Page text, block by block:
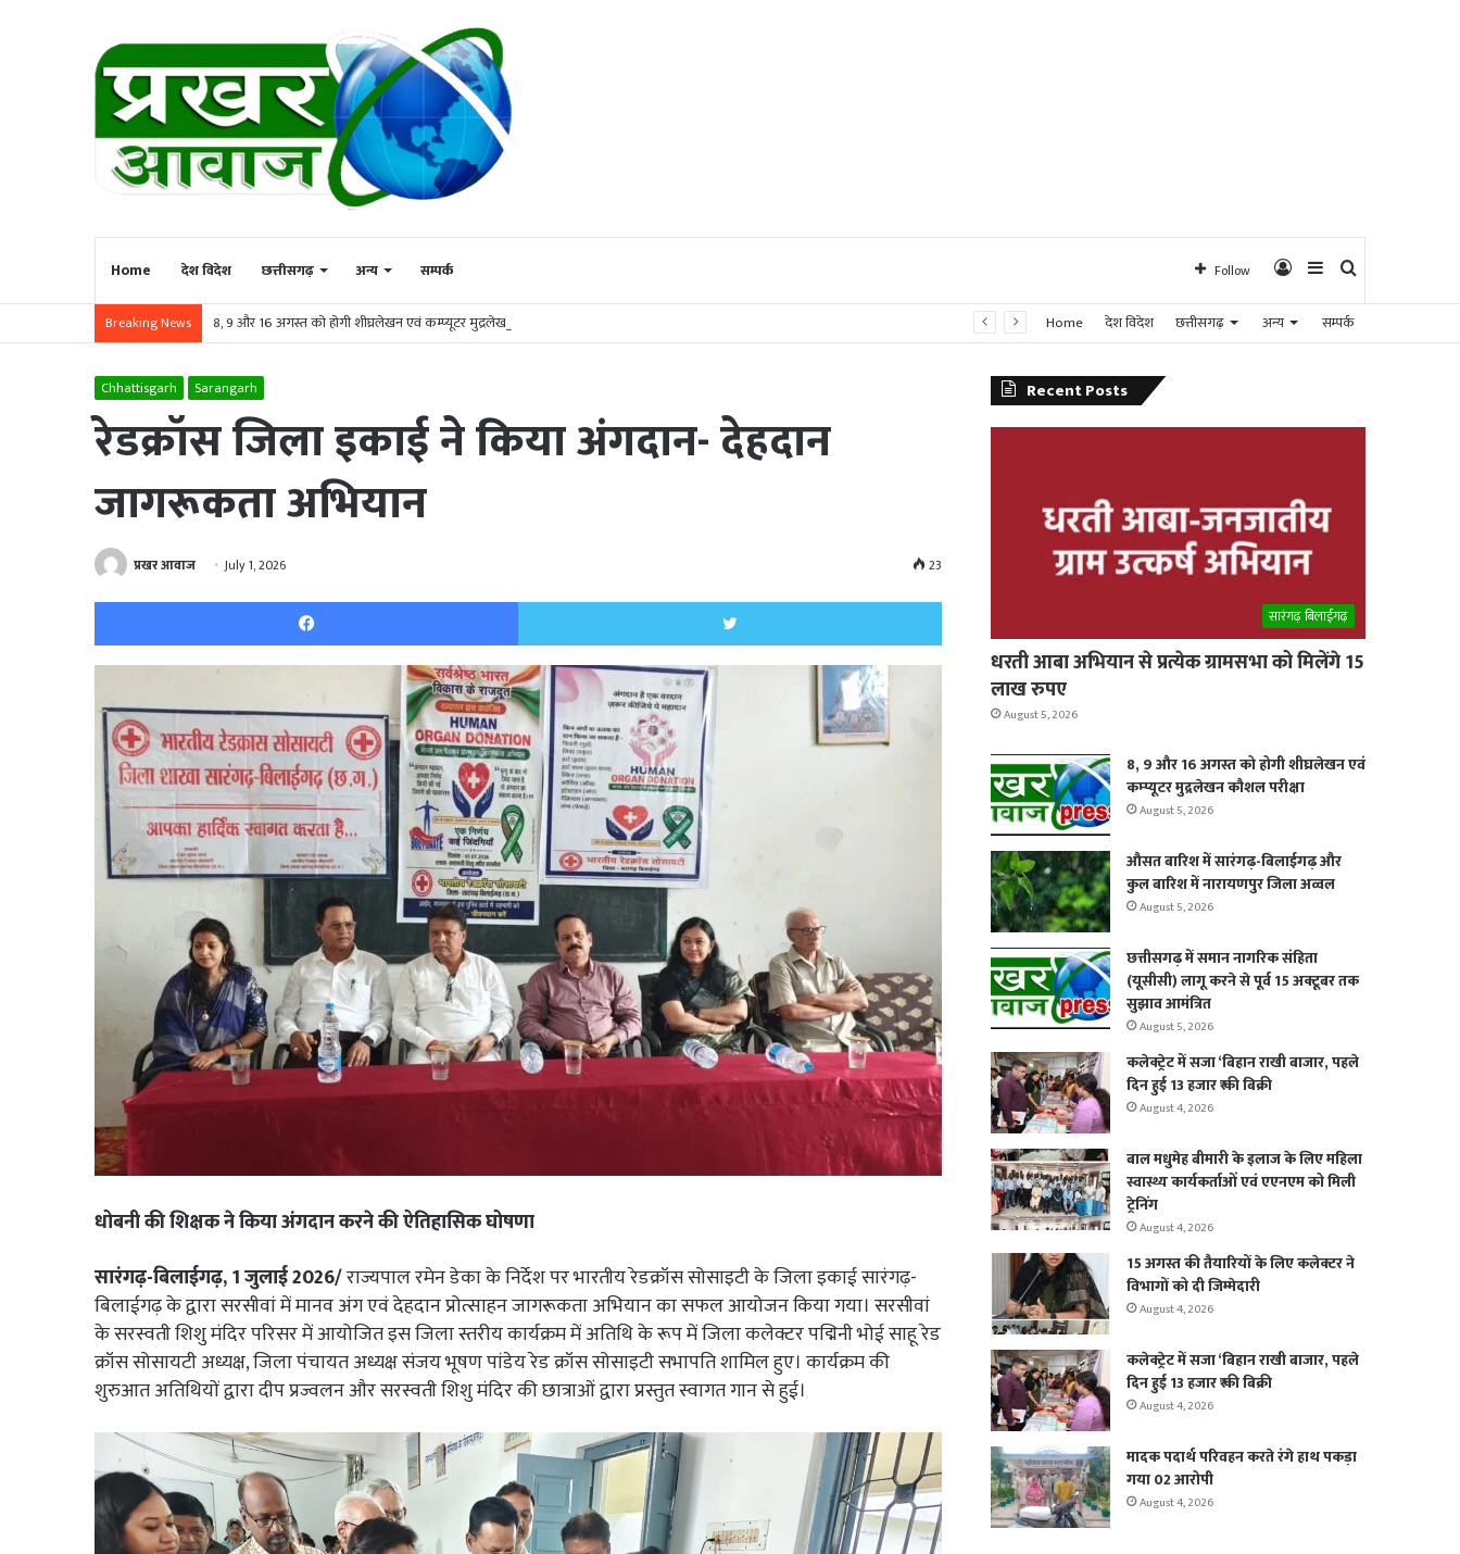
Home देश विदेश छत्तीसगढ़ अन्य सम्पर्क Search
Sidebar
Log
In
Follow
Breaking News 8, 9 और 16 अगस्त को होगी शीघ्रलेखन एवं कम्प्यूटर मुद्रलेखन कौशल परीक्षा Home देश विदेश छत्तीसगढ़ अन्य सम्पर्क
Chhattisgarh Sarangarh
रेडक्रॉस जिला इकाई ने किया अंगदान- देहदान
जागरूकता अभियान
प्रखर आवाज July 1, 2026 23
Facebook Twitter
धोबनी की शिक्षक ने किया अंगदान करने की ऐतिहासिक घोषणा
सारंगढ़-बिलाईगढ़, 1 जुलाई 2026/राज्यपाल रमेन डेका के निर्देश पर भारतीय रेडक्रॉस सोसाइटी के जिला इकाई सारंगढ़-
बिलाईगढ़ के द्वारा सरसीवां में मानव अंग एवं देहदान प्रोत्साहन जागरूकता अभियान का सफल आयोजन किया गया। सरसीवां
के सरस्वती शिशु मंदिर परिसर में आयोजित इस जिला स्तरीय कार्यक्रम में अतिथि के रूप में जिला कलेक्टर पद्मिनी भोई साहू रेड
क्रॉस सोसायटी अध्यक्ष, जिला पंचायत अध्यक्ष संजय भूषण पांडेय रेड क्रॉस सोसाइटी सभापति शामिल हुए। कार्यक्रम की
शुरुआत अतिथियों द्वारा दीप प्रज्वलन और सरस्वती शिशु मंदिर की छात्राओं द्वारा प्रस्तुत स्वागत गान से हुई।
Recent Posts
सारंगढ़ बिलाईगढ़
धरती आबा अभियान से प्रत्येक ग्रामसभा को मिलेंगे 15
लाख रुपए
August 5, 2026
8, 9 और 16 अगस्त को होगी शीघ्रलेखन एवं
कम्प्यूटर मुद्रलेखन कौशल परीक्षा
August 5, 2026
औसत बारिश में सारंगढ़-बिलाईगढ़ और
कुल बारिश में नारायणपुर जिला अव्वल
August 5, 2026
छत्तीसगढ़ में समान नागरिक संहिता
(यूसीसी) लागू करने से पूर्व 15 अक्टूबर तक
सुझाव आमंत्रित
August 5, 2026
कलेक्ट्रेट में सजा ‘बिहान राखी बाजार, पहले
दिन हुई 13 हजार ₹ की बिक्री
August 4, 2026
बाल मधुमेह बीमारी के इलाज के लिए महिला
स्वास्थ्य कार्यकर्ताओं एवं एएनएम को मिली
ट्रेनिंग
August 4, 2026
15 अगस्त की तैयारियों के लिए कलेक्टर ने
विभागों को दी जिम्मेदारी
August 4, 2026
कलेक्ट्रेट में सजा ‘बिहान राखी बाजार, पहले
दिन हुई 13 हजार ₹ की बिक्री
August 4, 2026
मादक पदार्थ परिवहन करते रंगे हाथ पकड़ा
गया 02 आरोपी
August 4, 2026